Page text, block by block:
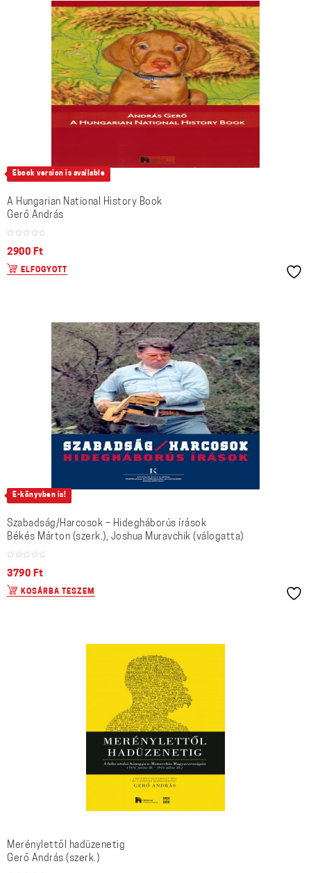
Ebook version is available
A Hungarian National History Book
Gerő András
2900 Ft
ELFOGYOTT
E-könyvben is!
Szabadság/Harcosok – Hidegháborús írások
Békés Márton (szerk.), Joshua Muravchik (válogatta)
3790 Ft
KOSÁRBA TESZEM
Merénylettől hadüzenetig
Gerő András (szerk.)